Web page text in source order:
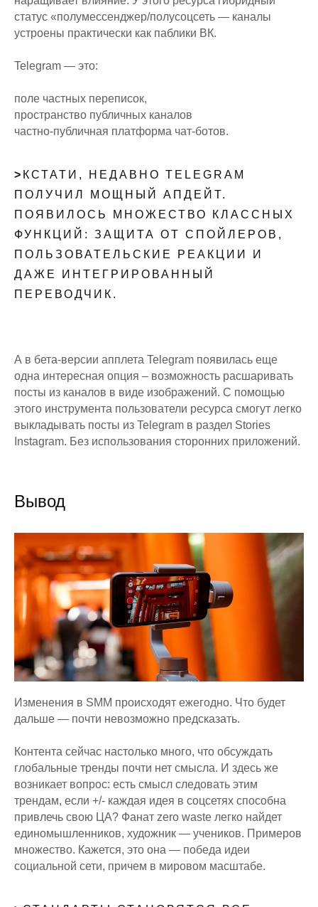
статус «полумессенджер/полусоцсеть — каналы
устроены практически как паблики ВК.
Telegram — это:
поле частных переписок,
пространство публичных каналов
частно-публичная платформа чат-ботов.
> КСТАТИ, НЕДАВНО TELEGRAM
ПОЛУЧИЛ МОЩНЫЙ АПДЕЙТ.
ПОЯВИЛОСЬ МНОЖЕСТВО КЛАССНЫХ
ФУНКЦИЙ: ЗАЩИТА ОТ СПОЙЛЕРОВ,
ПОЛЬЗОВАТЕЛЬСКИЕ РЕАКЦИИ И
ДАЖЕ ИНТЕГРИРОВАННЫЙ
ПЕРЕВОДЧИК.
А в бета-версии апплета Telegram появилась еще
одна интересная опция – возможность расшаривать
посты из каналов в виде изображений. С помощью
этого инструмента пользователи ресурса смогут легко
выкладывать посты из Telegram в раздел Stories
Instagram. Без использования сторонних приложений.
Вывод
Изменения в SMM происходят ежегодно. Что будет
дальше — почти невозможно предсказать.
Контента сейчас настолько много, что обсуждать
глобальные тренды почти нет смысла. И здесь же
возникает вопрос: есть смысл следовать этим
трендам, если +/- каждая идея в соцсетях способна
привлечь свою ЦА? Фанат zero waste легко найдет
единомышленников, художник — учеников. Примеров
множество. Кажется, это она — победа идеи
социальной сети, причем в мировом масштабе.